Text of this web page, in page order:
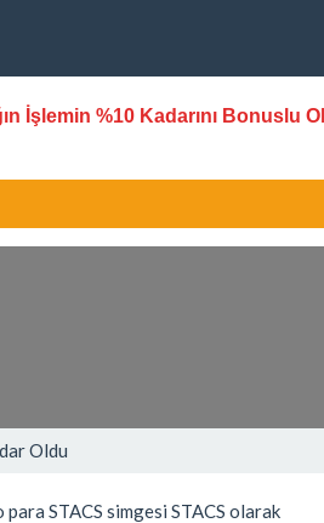
İşlemin %10 Kadarını Bonuslu
Oldu
STACS simgesi STACS olarak